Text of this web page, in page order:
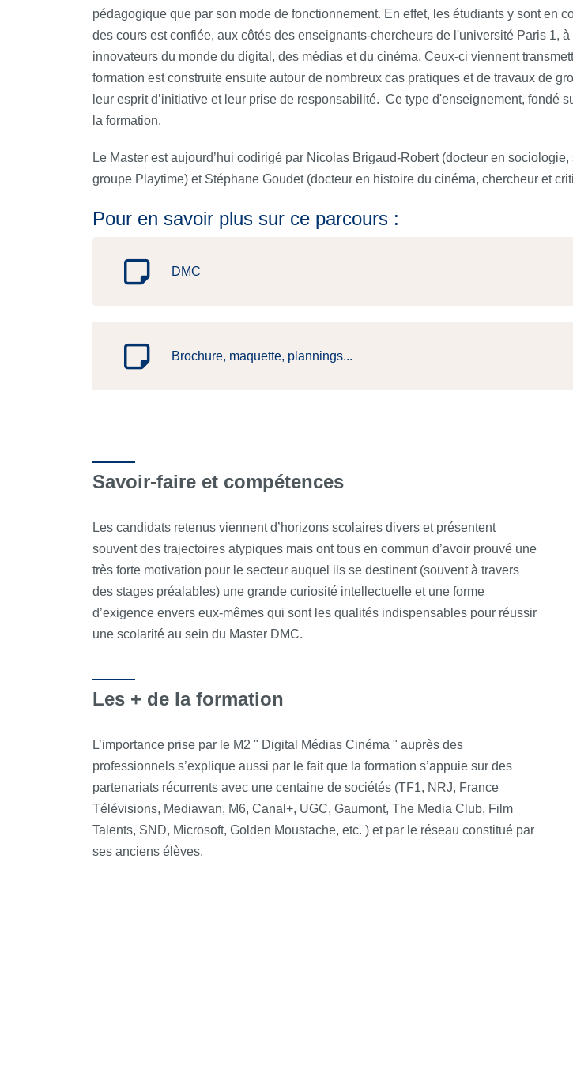
pédagogique que par son mode de fonctionnement. En effet, les étudiants y sont en
des cours est confiée, aux côtés des enseignants-chercheurs de l'université Paris 1,
innovateurs du monde du digital, des médias et du cinéma. Ceux-ci viennent
formation est construite ensuite autour de nombreux cas pratiques et de travaux de
leur esprit d’initiative et leur prise de responsabilité. Ce type d'enseignement, fondé
la formation.
Le Master est aujourd’hui codirigé par Nicolas Brigaud-Robert (docteur en
groupe Playtime) et Stéphane Goudet (docteur en histoire du cinéma, chercheur et
Pour en savoir plus sur ce parcours :
DMC
Brochure, maquette, plannings...
Savoir-faire et compétences
Les candidats retenus viennent d’horizons scolaires divers et présentent
souvent des trajectoires atypiques mais ont tous en commun d’avoir prouvé une
très forte motivation pour le secteur auquel ils se destinent (souvent à travers
des stages préalables) une grande curiosité intellectuelle et une forme
d’exigence envers eux-mêmes qui sont les qualités indispensables pour réussir
une scolarité au sein du Master DMC.
Les + de la formation
L’importance prise par le M2 " Digital Médias Cinéma " auprès des
professionnels s’explique aussi par le fait que la formation s’appuie sur des
partenariats récurrents avec une centaine de sociétés (TF1, NRJ, France
Télévisions, Mediawan, M6, Canal+, UGC, Gaumont, The Media Club, Film
Talents, SND, Microsoft, Golden Moustache, etc. ) et par le réseau constitué par
ses anciens élèves.